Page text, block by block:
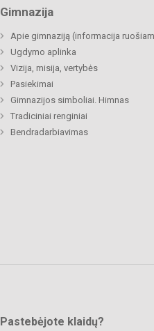
Gimnazija
Apie gimnaziją (informacija
Ugdymo aplinka
Vizija, misija, vertybės
Pasiekimai
Gimnazijos simboliai. Himnas
Tradiciniai renginiai
Bendradarbiavimas
Pastebėjote klaidų?